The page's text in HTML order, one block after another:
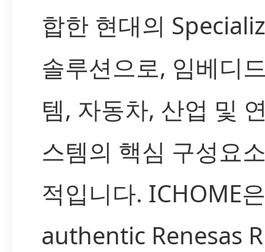
합한 현대의
솔루션으로, 임베디
템, 자동차, 산업 및
스템의 핵심 구성요
적입니다. ICHOME은
authentic Renesas